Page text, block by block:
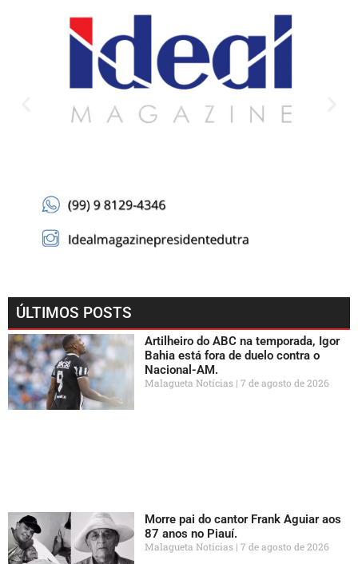
ÚLTIMOS POSTS
Artilheiro do ABC na temporada, Igor
Bahia está fora de duelo contra o
Nacional-AM.
Malagueta Notícias 7 de agosto de 2026
Morre pai do cantor Frank Aguiar aos
87 anos no Piauí.
Malagueta Notícias 7 de agosto de 2026